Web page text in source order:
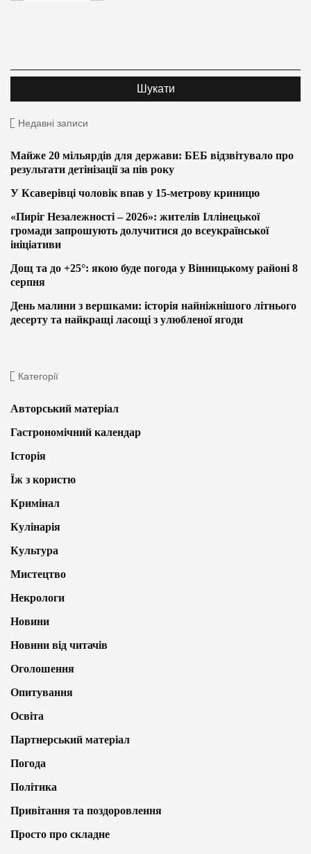
Недавні записи
Майже 20 мільярдів для держави: БЕБ відзвітувало про
результати детінізації за пів року
У Ксаверівці чоловік впав у 15-метрову криницю
«Пиріг Незалежності – 2026»: жителів Іллінецької
громади запрошують долучитися до всеукраїнської
ініціативи
Дощ та до +25°: якою буде погода у Вінницькому районі 8
серпня
День малини з вершками: історія найніжнішого літнього
десерту та найкращі ласощі з улюбленої ягоди
Категорії
Авторський матеріал
Гастрономічний календар
Історія
Їж з користю
Кримінал
Кулінарія
Культура
Мистецтво
Некрологи
Новини
Новини від читачів
Оголошення
Опитування
Освіта
Партнерський матеріал
Погода
Політика
Привітання та поздоровлення
Просто про складне